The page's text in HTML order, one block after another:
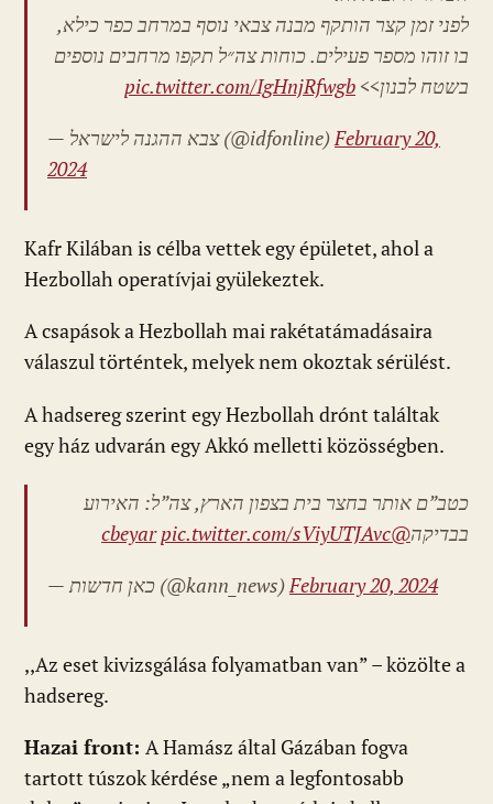
לפני זמן קצר הותקף מבנה צבאי נוסף במרחב כפר כילא,
בו זוהו מספר פעילים. כוחות צה״ל תקפו מרחבים נוספים
בשטח לבנון>> pic.twitter.com/IgHnjRfwgb
— צבא ההגנה לישראל (@idfonline)February 20,
2024
Kafr Kilában is célba vettek egy épületet, ahol a
Hezbollah operatívjai gyülekeztek.
A csapások a Hezbollah mai rakétatámadásaira
válaszul történtek, melyek nem okoztak sérülést.
A hadsereg szerint egy Hezbollah drónt találtak
egy ház udvarán egy Akkó melletti közösségben.
כטב”ם אותר בחצר בית בצפון הארץ, צה”ל: האירוע
בבדיקה@cbeyar
pic.twitter.com/sViyUTJAvc
— כאן חדשות (@kann_news)February 20, 2024
,,Az eset kivizsgálása folyamatban van” – közölte a
hadsereg.
Hazai front: A Hamász által Gázában fogva
tartott túszok kérdése „nem a legfontosabb